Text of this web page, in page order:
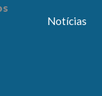
Notícias